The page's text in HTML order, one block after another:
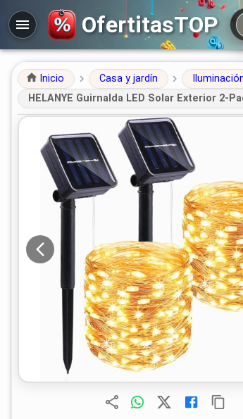
OfertitasTOP
Inicio Casa y jardín
HELANYE Guirnalda LED Solar Exterior 2-